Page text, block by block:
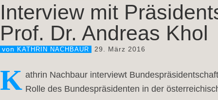
Interview mit
Prof. Dr. Andreas Khol
von KATHRIN NACHBAUR 29. März 2016
K athrin Nachbaur interviewt
Rolle des Bundespräsidenten in der